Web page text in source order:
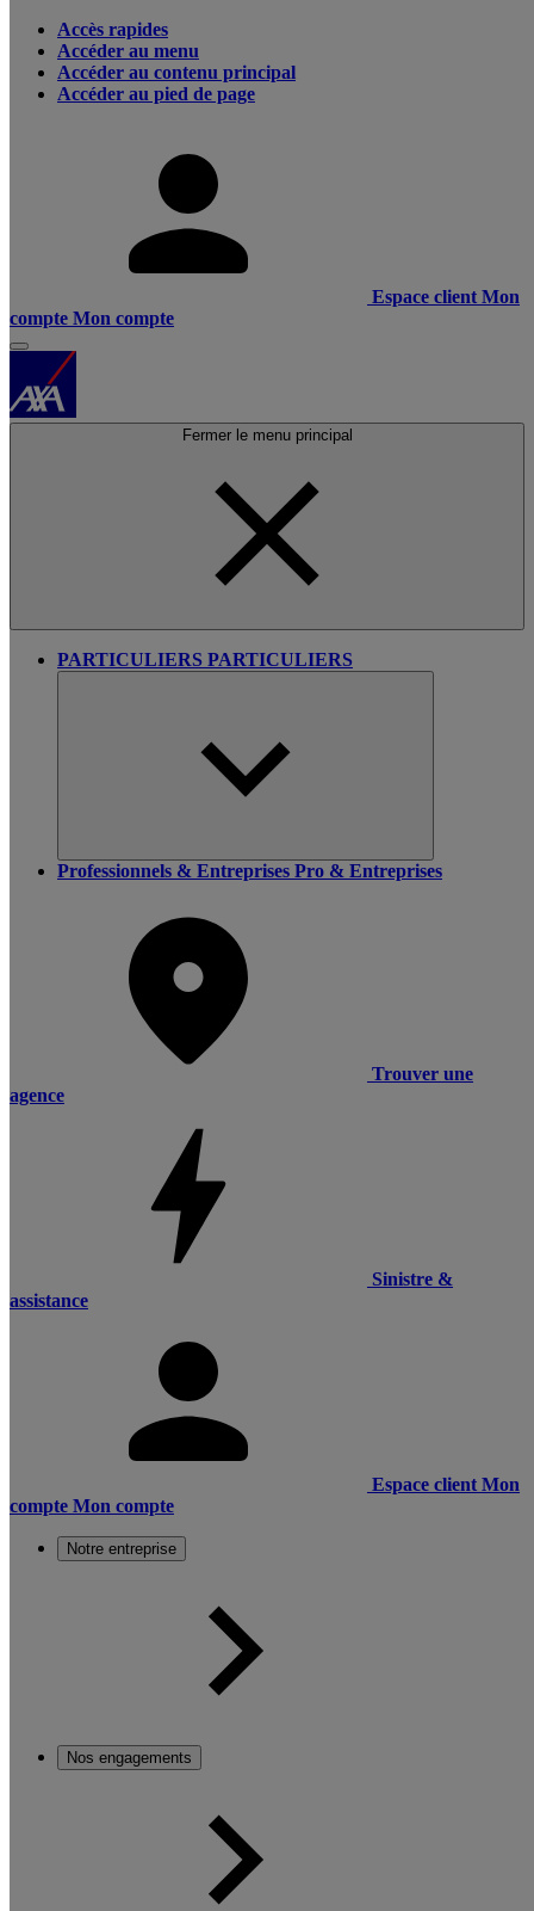
Accès rapides
Accéder au menu
Accéder au contenu principal
Accéder au pied de page
Espace client Mon
compte Mon compte
Fermer le menu principal
PARTICULIERS PARTICULIERS
Professionnels & Entreprises Pro & Entreprises
Trouver une
agence
Sinistre &
assistance
Espace client Mon
compte Mon compte
Notre entreprise
Nos engagements